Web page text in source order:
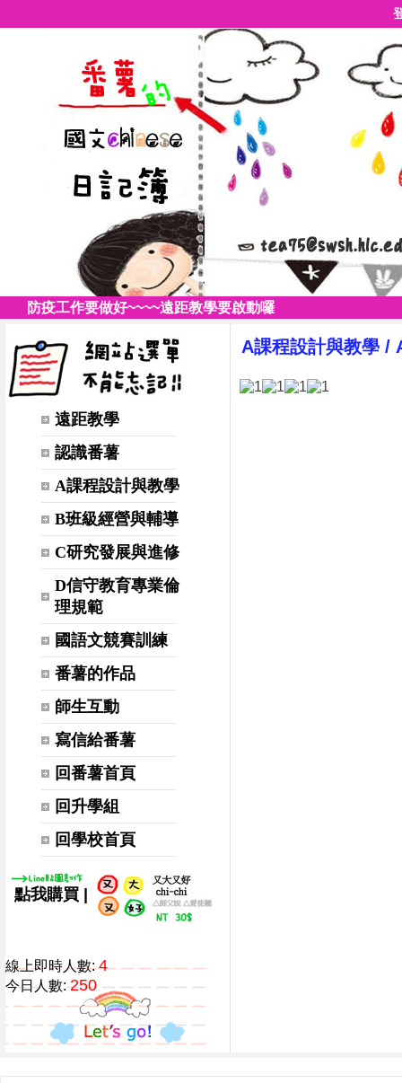
防疫工作要做好~~~~遠距教學要啟動囉
遠距教學
認識番薯
A課程設計與教學
B班級經營與輔導
C研究發展與進修
D信守教育專業倫
理規範
國語文競賽訓練
番薯的作品
師生互動
寫信給番薯
回番薯首頁
回升學組
回學校首頁
點我購買 |
線上即時人數:4
今日人數:250
A課程設計與教學 /